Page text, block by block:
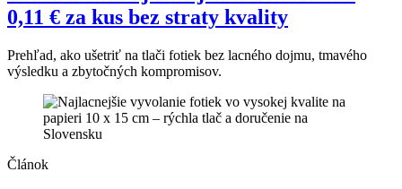
0,11 € za kus bez straty kvality
Prehľad, ako ušetriť na tlači fotiek bez lacného dojmu, tmavého
výsledku a zbytočných kompromisov.
Článok